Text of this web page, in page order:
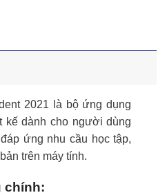
2021 là bộ ứng dụng
kế dành cho người dùng
ứng nhu cầu học tập,
trên máy tính.
chính: